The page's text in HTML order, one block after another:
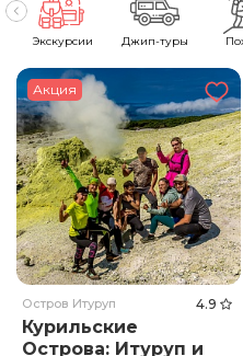
Экскурсии Джип-туры
Акция
Остров Итуруп 4.9
Курильские
Острова: Итуруп и